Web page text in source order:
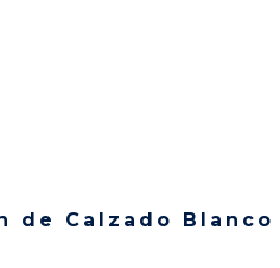
de Calzado Blanco